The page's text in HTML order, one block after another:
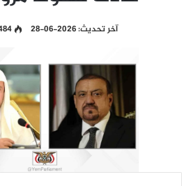
آخر تحديث: 2026-06-28